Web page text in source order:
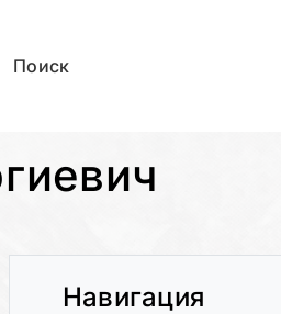
Поиск
Навигация